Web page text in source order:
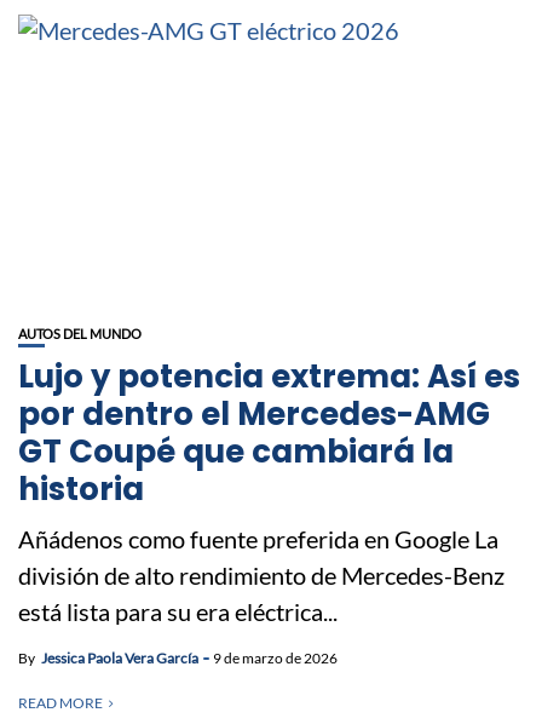
AUTOS DEL MUNDO
Lujo y potencia extrema: Así es
por dentro el Mercedes-AMG
GT Coupé que cambiará la
historia
Añádenos como fuente preferida en Google La
división de alto rendimiento de Mercedes-Benz
está lista para su era eléctrica...
By Jessica Paola Vera García 9 de marzo de 2026
READ MORE